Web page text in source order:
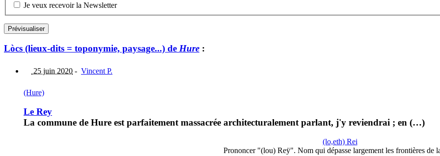
Je veux recevoir la Newsletter
Lòcs (lieux-dits = toponymie, paysage...) de Hure :
25 juin 2020 - Vincent P.
(Hure)
Le Rey
La commune de Hure est parfaitement massacrée architecturalement parlant, j'y reviendrai ; en (…)
(lo,eth) Rei
Prononcer "(lou) Reÿ". Nom qui dépasse largement les frontières de